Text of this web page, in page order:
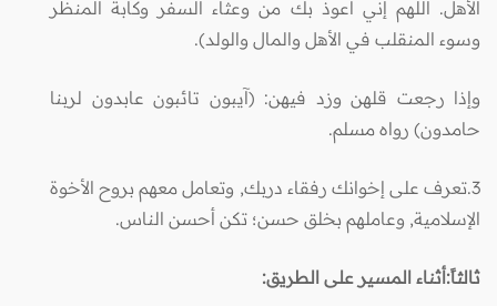
الأهل‏.‏ اللهم إني أعوذ بك من وعثاء السفر وكآبة المنظر
وسوء المنقلب في الأهل والمال والولد)‏.‏
وإذا رجعت قلهن وزد فيهن‏:‏ (‏آيبون تائبون عابدون لربنا
حامدون)‏ رواه مسلم.
3.تعرف على إخوانك رفقاء دربك, وتعامل معهم بروح الأخوة
الإسلامية, وعاملهم بخلق حسن؛ تكن أحسن الناس.
ثالثاً:أثناء المسير على الطريق: